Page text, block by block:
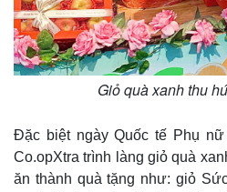
Giỏ quà xanh thu
Đặc biệt ngày Quốc tế Phụ nữ
Co.opXtra trình làng giỏ quà
ăn thành quà tặng như: giỏ